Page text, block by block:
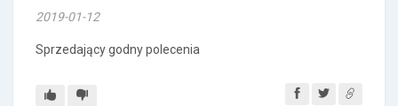
2019-01-12
Sprzedający godny polecenia